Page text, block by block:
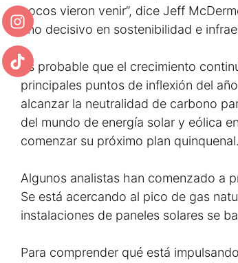
pocos vieron venir”, dice Jeff
año decisivo en sostenibilidad e
Es probable que el crecimiento
principales puntos de inflexión del
alcanzar la neutralidad de carbono
del mundo de energía solar y eólica
comenzar su próximo plan quinquenal.
Algunos analistas han comenzado a
Se está acercando al pico de gas
instalaciones de paneles solares se
Para comprender qué está